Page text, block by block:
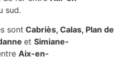
sud.
sont Cabriès, Calas, Plan de
et Simiane-
Aix-en-